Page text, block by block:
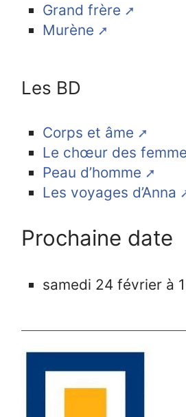
Grand frère
Murène
Les BD
Corps et âme
Le chœur des
Peau d’homme
Les voyages d’Anna
Prochaine date
samedi 24 février à